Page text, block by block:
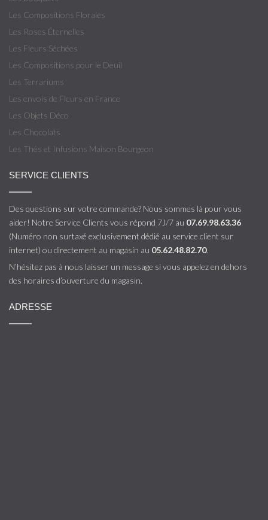
Les Compositions Florales
Les Roses Éternelles
Les Fleurs Séchées
Les Compositions pour le Deuil
Les Terrariums
Les envois de Fleurs en France
Les Objets Déco
Les Chocolats
Les Thés et Infusions Maison Bourgeon
SERVICE CLIENTS
Des questions sur votre commande? Nous sommes là pour vous
aider! Notre Service Clients vous répond 7J/7 au 07.69.98.63.36
(Numéro non surtaxé exclusivement dédié au service client sur
internet) ou directement au magasin au 05.62.48.82.70.
N’hésitez pas à nous laisser un message si vous appelez en dehors
des horaires d’ouverture du magasin.
ADRESSE